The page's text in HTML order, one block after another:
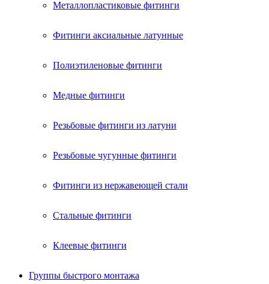
Металлопластиковые фитинги
Фитинги аксиальные латунные
Полиэтиленовые фитинги
Медные фитинги
Резьбовые фитинги из латуни
Резьбовые чугунные фитинги
Фитинги из нержавеющей стали
Стальные фитинги
Клеевые фитинги
Группы быстрого монтажа